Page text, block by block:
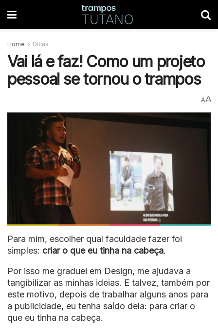
Home Dicas
Vai lá e faz! Como um projeto
pessoal se tornou o trampos
AA
Para mim, escolher qual faculdade fazer foi
simples: criar o que eu tinha na cabeça.
Por isso me graduei em Design, me ajudava a
tangibilizar as minhas ideias. E talvez, também por
este motivo, depois de trabalhar alguns anos para
a publicidade, eu tenha saído dela: para criar o
que eu tinha na cabeça.